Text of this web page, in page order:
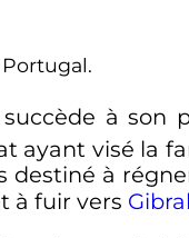
à son
ayant visé la
destiné à
à fuir vers